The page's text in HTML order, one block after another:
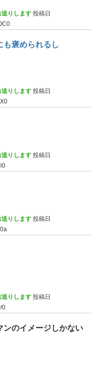
りします 投稿日
も褒められるし
りします 投稿日
りします 投稿日
りします 投稿日
りします 投稿日
0
ンのイメージしかない